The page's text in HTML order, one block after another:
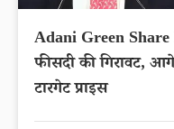
Adani Green
फीसदी की गिरावट, आगे
टारगेट प्राइस